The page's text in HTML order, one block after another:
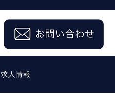
求人情報